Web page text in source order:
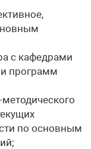
с кафедрами
и программ
по основным